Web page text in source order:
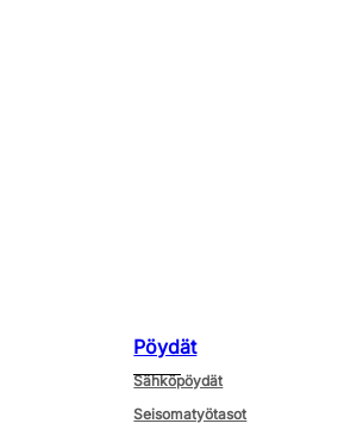
Pöydät
Sähköpöydät
Seisomatyötasot